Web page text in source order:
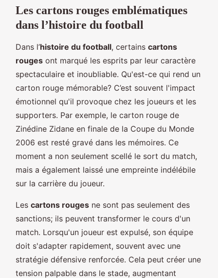
Les cartons rouges emblématiques
dans l’histoire du football
Dans l’histoire du football, certains cartons
rouges ont marqué les esprits par leur caractère
spectaculaire et inoubliable. Qu'est-ce qui rend un
carton rouge mémorable? C’est souvent l'impact
émotionnel qu'il provoque chez les joueurs et les
supporters. Par exemple, le carton rouge de
Zinédine Zidane en finale de la Coupe du Monde
2006 est resté gravé dans les mémoires. Ce
moment a non seulement scellé le sort du match,
mais a également laissé une empreinte indélébile
sur la carrière du joueur.
Les cartons rouges ne sont pas seulement des
sanctions; ils peuvent transformer le cours d'un
match. Lorsqu'un joueur est expulsé, son équipe
doit s'adapter rapidement, souvent avec une
stratégie défensive renforcée. Cela peut créer une
tension palpable dans le stade, augmentant